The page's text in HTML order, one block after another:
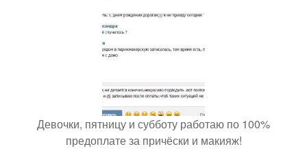
Девочки, пятницу и субботу работаю по 100%
предоплате за причёски и макияж!